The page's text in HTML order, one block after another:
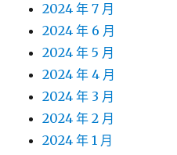
2024 年 7 月
2024 年 6 月
2024 年 5 月
2024 年 4 月
2024 年 3 月
2024 年 2 月
2024 年 1 月